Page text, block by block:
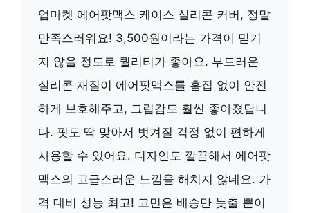
업마켓 에어팟맥스 케이스 실리콘 커버, 정말
만족스러워요! 3,500원이라는 가격이 믿기
지 않을 정도로 퀄리티가 좋아요. 부드러운
실리콘 재질이 에어팟맥스를 흠집 없이 안전
하게 보호해주고, 그립감도 훨씬 좋아졌답니
다. 핏도 딱 맞아서 벗겨질 걱정 없이 편하게
사용할 수 있어요. 디자인도 깔끔해서 에어팟
맥스의 고급스러운 느낌을 해치지 않네요. 가
격 대비 성능 최고! 고민은 배송만 늦출 뿐이